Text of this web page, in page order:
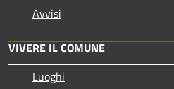
Avvisi
VIVERE IL COMUNE
Luoghi